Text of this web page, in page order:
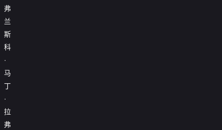
弗
兰
斯
科
·
马
丁
·
拉
弗